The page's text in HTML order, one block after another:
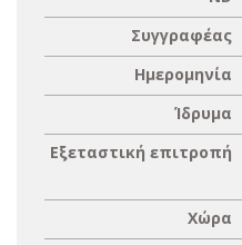
Συγγραφέας
Ημερομηνία
Ίδρυμα
Εξεταστική επιτροπή
Χώρα